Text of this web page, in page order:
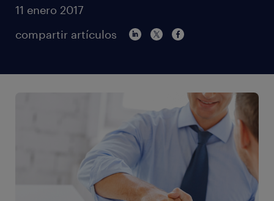
11 enero 2017
compartir artículos